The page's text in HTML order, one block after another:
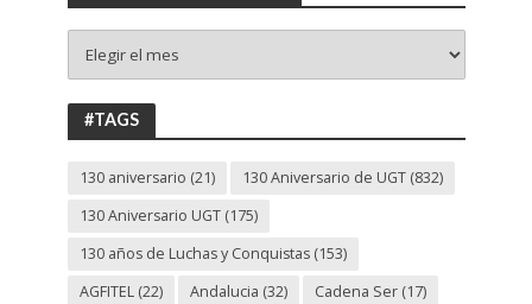
130
ANIVERSARIO
UGT
#TAGS
130 aniversario (21) 130 Aniversario de UGT(832)
130 Aniversario UGT(175)
130 años de Luchas y Conquistas(153)
AGFITEL(22) Andalucia (32) Cadena Ser(17)